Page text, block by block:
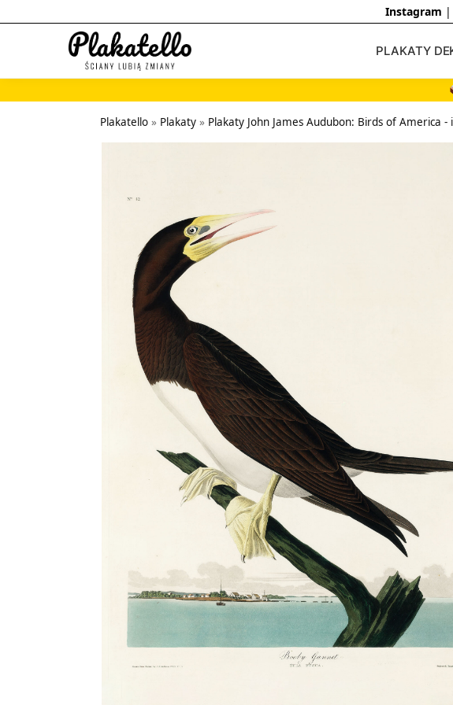
Instagram |
PLAKATY
Szukaj...
Plakatello » Plakaty » Plakaty John James Audubon: Birds of America